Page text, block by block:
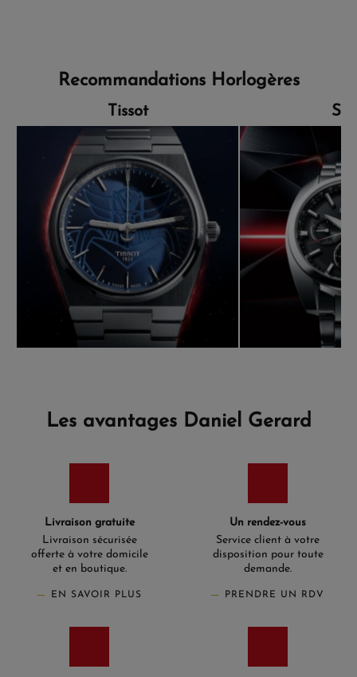
Recommandations Horlogères
Tissot
Les avantages Daniel Gerard
Livraison gratuite
Livraison sécurisée
offerte à votre domicile
et en boutique.
EN SAVOIR PLUS
Un rendez-vous
Service client à votre
disposition pour toute
demande.
PRENDRE UN RDV